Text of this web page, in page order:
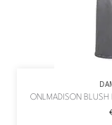
ONLMADISON